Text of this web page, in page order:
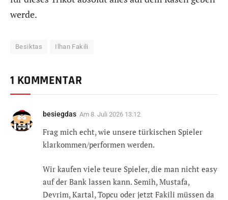
werde.
Besiktas Ilhan Fakili
1 KOMMENTAR
besiegdas Am 8. Juli 2026 13:12
Frag mich echt, wie unsere türkischen Spieler
klarkommen/performen werden.
Wir kaufen viele teure Spieler, die man nicht easy
auf der Bank lassen kann. Semih, Mustafa,
Devrim, Kartal, Topcu oder jetzt Fakili müssen da